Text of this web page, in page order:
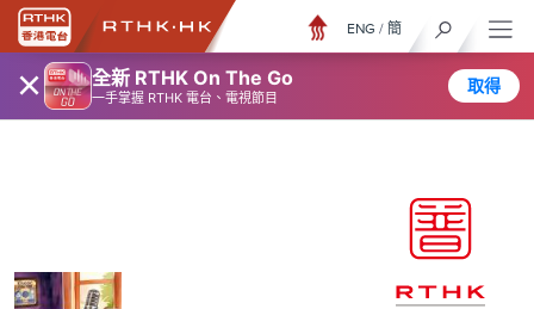
× 全新 RTHK On The Go
一手掌握 RTHK 電台、電視節目
取得
ENG / 簡